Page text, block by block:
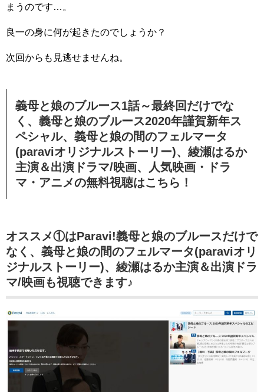
まうのです…。
良一の身に何が起きたのでしょうか？
次回からも見逃せませんね。
義母と娘のブルース1話～最終回だけでな
く、 義母と娘のブルース2020年謹賀新年ス
ペシャル、 義母と娘の間のフェルマータ
(paraviオリジナルストーリー)、 綾瀬はるか
主演＆出演ドラマ/映画、人気映画・ドラ
マ・アニメの無料視聴はこちら！
オススメ①はParavi!義母と娘のブルースだけで
なく、 義母と娘の間のフェルマータ(paraviオリ
ジナルストーリー)、 綾瀬はるか主演＆出演ドラ
マ/映画も視聴できます♪